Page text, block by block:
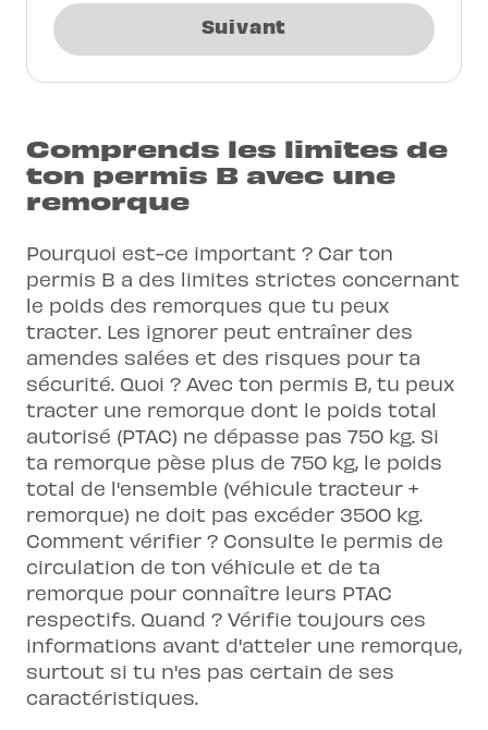
Suivant
Comprends les limites de
ton permis B avec une
remorque
Pourquoi est-ce important ? Car ton
permis B a des limites strictes concernant
le poids des remorques que tu peux
tracter. Les ignorer peut entraîner des
amendes salées et des risques pour ta
sécurité. Quoi ? Avec ton permis B, tu peux
tracter une remorque dont le poids total
autorisé (PTAC) ne dépasse pas 750 kg. Si
ta remorque pèse plus de 750 kg, le poids
total de l'ensemble (véhicule tracteur +
remorque) ne doit pas excéder 3500 kg.
Comment vérifier ? Consulte le permis de
circulation de ton véhicule et de ta
remorque pour connaître leurs PTAC
respectifs. Quand ? Vérifie toujours ces
informations avant d'atteler une remorque,
surtout si tu n'es pas certain de ses
caractéristiques.